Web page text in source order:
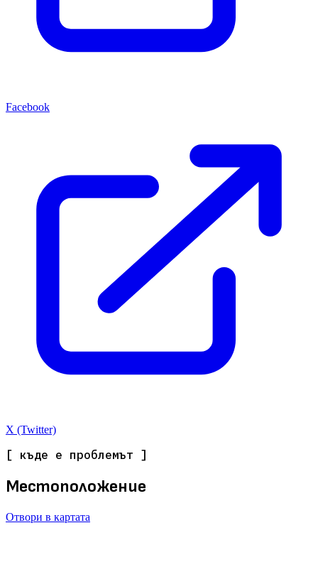
Facebook
X (Twitter)
[ къде е проблемът ]
Местоположение
Отвори в картата